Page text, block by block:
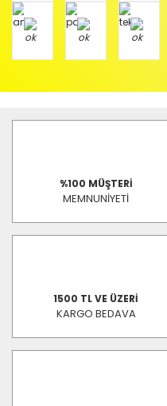
%100 MÜŞTERİ
MEMNUNİYETİ
1500 TL VE ÜZERİ
KARGO BEDAVA